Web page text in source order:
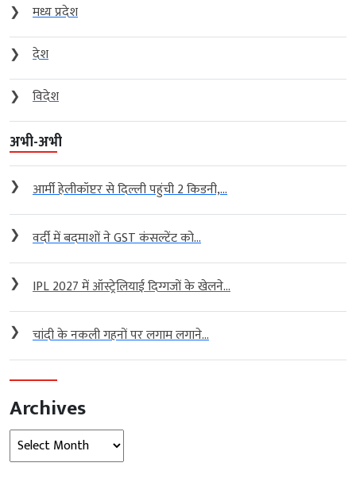
❯
मध्य प्रदेश
❯
देश
❯
विदेश
अभी-अभी
❯ आर्मी हेलीकॉप्टर से दिल्ली पहुंची 2 किडनी,...
❯ वर्दी में बदमाशों ने GST कंसल्टेंट को...
❯ IPL 2027 में ऑस्ट्रेलियाई दिग्गजों के खेलने...
❯ चांदी के नकली गहनों पर लगाम लगाने...
Archives
Archives